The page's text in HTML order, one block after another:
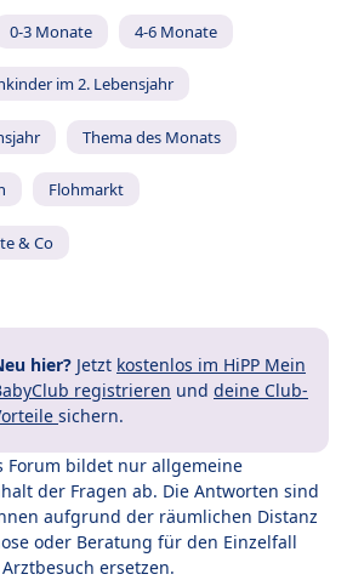
0-3 Monate 4-6 Monate
im 2. Lebensjahr
Thema des Monats
Flohmarkt
& Co
hier? Jetzt kostenlos im HiPP Mein
registrieren und deine Club-
sichern.
Forum bildet nur allgemeine
der Fragen ab. Die Antworten sind
aufgrund der räumlichen Distanz
oder Beratung für den Einzelfall
ersetzen.